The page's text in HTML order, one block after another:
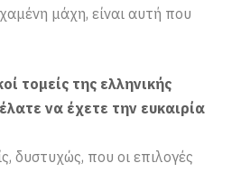
μάχη, είναι αυτή που
τομείς της ελληνικής
να έχετε την ευκαιρία
δυστυχώς, που οι επιλογές